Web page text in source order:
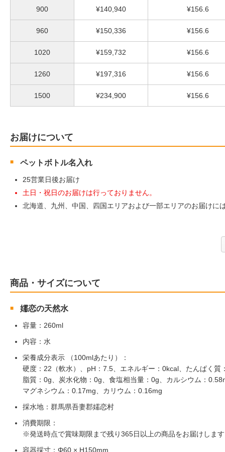
900 ¥140,940 ¥156.6
960 ¥150,336 ¥156.6
1020 ¥159,732 ¥156.6
1260 ¥197,316 ¥156.6
1500 ¥234,900 ¥156.6
お届けについて
ペットボトル名入れ
25営業日後お届け
土日・祝日のお届けは行っておりません。
北海道、九州、中国、四国エリアおよび一部エリアのお届けに
商品・サイズについて
嬬恋の天然水
容量：260ml
内容：水
栄養成分表示 （100mlあたり）：
硬度：22（軟水）、pH：7.5、エネルギー：0kcal、たんぱく質
脂質：0g、炭水化物：0g、食塩相当量：0g、カルシウム：
マグネシウム：0.17mg、カリウム：0.16mg
採水地：群馬県吾妻郡嬬恋村
消費期限：
※発送時点で賞味期限まで残り365日以上の商品をお届けします
容器採寸：Φ60 × H150mm